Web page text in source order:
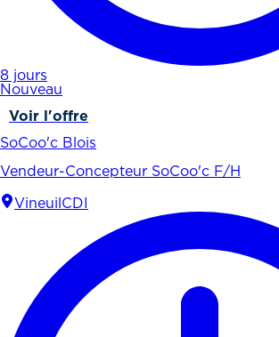
8 jours
Nouveau
Voir l'offre
SoCoo'c Blois
Vendeur-Concepteur SoCoo'c F/H
Vineuil CDI